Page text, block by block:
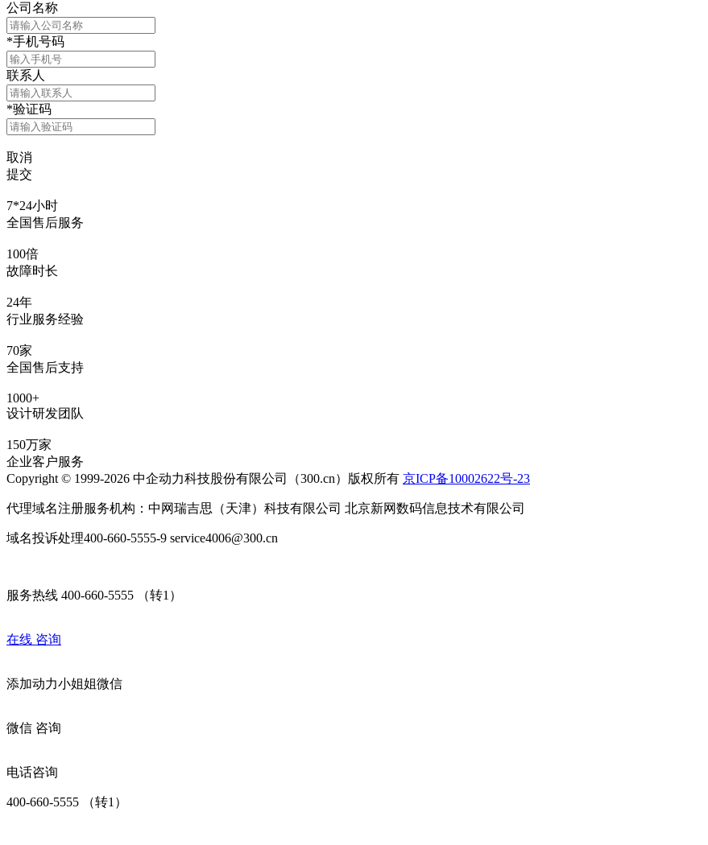
公司名称
*手机号码
联系人
*验证码
取消
提交
7*24小时
全国售后服务
100倍
故障时长
24年
行业服务经验
70家
全国售后支持
1000+
设计研发团队
150万家
企业客户服务
Copyright © 1999-2026 中企动力科技股份有限公司（300.cn）版权所有 京ICP备10002622号-23
代理域名注册服务机构：中网瑞吉思（天津）科技有限公司 北京新网数码信息技术有限公司
域名投诉处理400-660-5555-9 service4006@300.cn
服务热线 400-660-5555 （转1）
在线 咨询
添加动力小姐姐微信
微信 咨询
电话咨询
400-660-5555 （转1）